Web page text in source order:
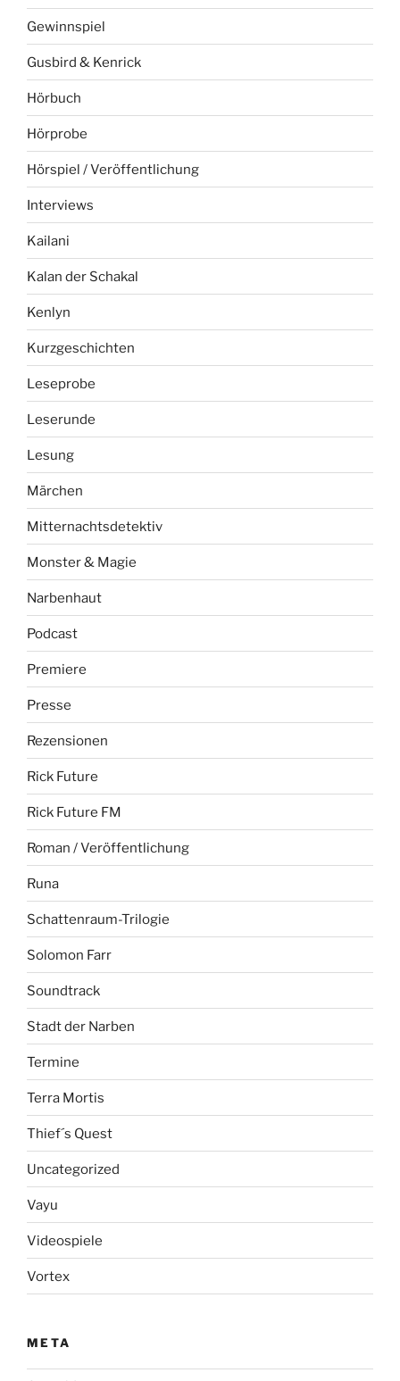
Gewinnspiel
Gusbird & Kenrick
Hörbuch
Hörprobe
Hörspiel / Veröffentlichung
Interviews
Kailani
Kalan der Schakal
Kenlyn
Kurzgeschichten
Leseprobe
Leserunde
Lesung
Märchen
Mitternachtsdetektiv
Monster & Magie
Narbenhaut
Podcast
Premiere
Presse
Rezensionen
Rick Future
Rick Future FM
Roman / Veröffentlichung
Runa
Schattenraum-Trilogie
Solomon Farr
Soundtrack
Stadt der Narben
Termine
Terra Mortis
Thief´s Quest
Uncategorized
Vayu
Videospiele
Vortex
META